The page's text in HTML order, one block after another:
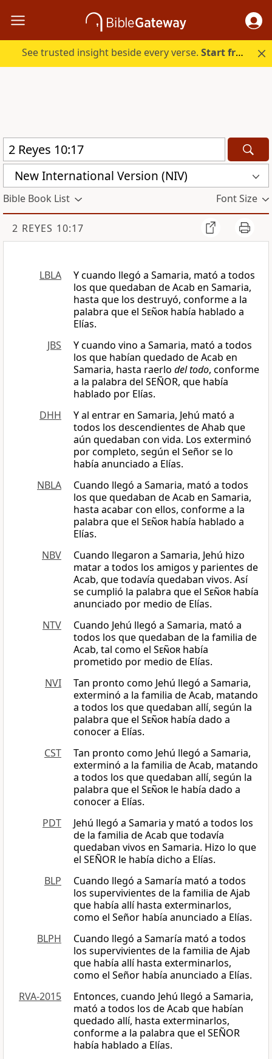
See trusted insight beside every verse.Start free.
New International Version (NIV)
Bible Book List Font Size
2 REYES 10:17
LBLA
Y cuando llegó a Samaria, mató a todos
los que quedaban de Acab en Samaria,
hasta que los destruyó, conforme a la
palabra que el Señor había hablado a
Elías.
JBS
Y cuando vino a Samaria, mató a todos
los que habían quedado de Acab en
Samaria, hasta raerlo del todo, conforme
a la palabra del SEÑOR, que había
hablado por Elías.
DHH
Y al entrar en Samaria, Jehú mató a
todos los descendientes de Ahab que
aún quedaban con vida. Los exterminó
por completo, según el Señor se lo
había anunciado a Elías.
NBLA
Cuando llegó a Samaria, mató a todos
los que quedaban de Acab en Samaria,
hasta acabar con ellos, conforme a la
palabra que el Señor había hablado a
Elías.
NBV
Cuando llegaron a Samaria, Jehú hizo
matar a todos los amigos y parientes de
Acab, que todavía quedaban vivos. Así
se cumplió la palabra que el Señor había
anunciado por medio de Elías.
NTV
Cuando Jehú llegó a Samaria, mató a
todos los que quedaban de la familia de
Acab, tal como el Señor había
prometido por medio de Elías.
NVI
Tan pronto como Jehú llegó a Samaria,
exterminó a la familia de Acab, matando
a todos los que quedaban allí, según la
palabra que el Señor había dado a
conocer a Elías.
CST
Tan pronto como Jehú llegó a Samaria,
exterminó a la familia de Acab, matando
a todos los que quedaban allí, según la
palabra que el Señor le había dado a
conocer a Elías.
PDT
Jehú llegó a Samaria y mató a todos los
de la familia de Acab que todavía
quedaban vivos en Samaria. Hizo lo que
el SEÑOR le había dicho a Elías.
BLP
Cuando llegó a Samaría mató a todos
los supervivientes de la familia de Ajab
que había allí hasta exterminarlos,
como el Señor había anunciado a Elías.
BLPH
Cuando llegó a Samaría mató a todos
los supervivientes de la familia de Ajab
que había allí hasta exterminarlos,
como el Señor había anunciado a Elías.
RVA-2015
Entonces, cuando Jehú llegó a Samaria,
mató a todos los de Acab que habían
quedado allí, hasta exterminarlos,
conforme a la palabra que el SEÑOR
había hablado a Elías.